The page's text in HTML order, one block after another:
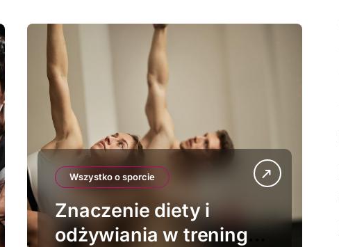
Wszystko o sporcie
Znaczenie diety i
odżywiania w treningu